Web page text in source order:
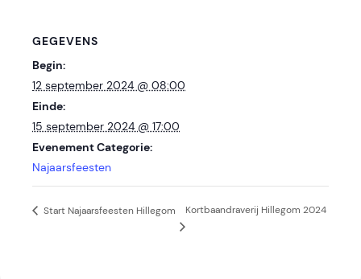
GEGEVENS
Begin:
12 september 2024 @ 08:00
Einde:
15 september 2024 @ 17:00
Evenement Categorie:
Najaarsfeesten
Start Najaarsfeesten Hillegom Kortbaandraverij Hillegom 2024